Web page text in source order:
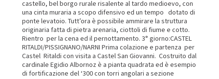
castello, bel borgo rurale risalente al tardo medioevo, con
una cinta muraria a scopo difensivo ed un tempo dotato di
ponte levatoio. Tutt’ora è possibile ammirare la struttura
originaria fatta di pietra arenaria, ciottoli di fiume e cotto.
Rientro per la cena ed il pernottamento. 3° giorno:CASTEL
RITALDI/PISSIGNANO/NARNI Prima colazione e partenza per
Castel Ritaldi con visita a Castel San Giovanni. Costruito dal
cardinale Egidio Albornoz è a pianta quadrata ed è esempio
di fortificazione del ‘300 con torri angolari a sezione